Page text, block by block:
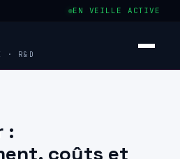
EN VEILLE ACTIVE
· R&D
:
coûts et